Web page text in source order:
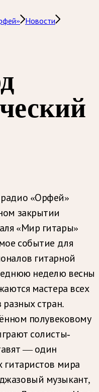
Новости
«Орфей»
закрытии
«Мир гитары»
событие для
гитарной
неделю весны
мастера всех
стран.
полувековому
солисты-
— один
гитаристов мира
музыкант,